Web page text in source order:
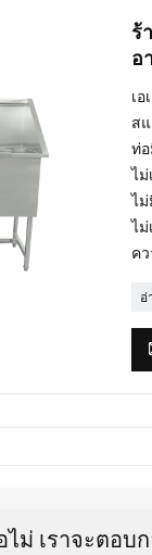
ร้
อ
เ
ส
ท่
ไ
ไ
ไ
ค
อ่
ม่ เราจะตอบ